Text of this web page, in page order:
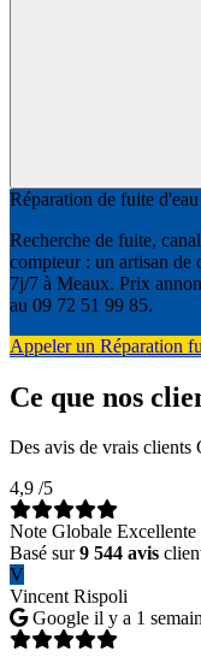
Réparation de fuite
Recherche de fuite,
compteur : un artisan de
7j/7 à Meaux. Prix
au 09 72 51 99 85.
Appeler un Réparation
Ce que nos
Des avis de vrais clients
4,9 /5
Note Globale Excellente
Basé sur9 544 avis
V
Vincent Rispoli
Google il y a 1